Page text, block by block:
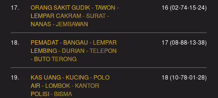
17.
ORANG SAKIT GUDIK - TAWON -
LEMPAR CAKRAM - SURAT -
NANAS - JEMBAWAN
16 (02-74-15-24)
18.
PEMADAT - BANGAU - LEMPAR
LEMBING - DURIAN - TELEPON
- BUTO TERONG
17 (08-88-13-38)
19.
KAS UANG - KUCING - POLO
AIR - LOMBOK - KANTOR
POLISI - BISMA
18 (10-78-01-28)